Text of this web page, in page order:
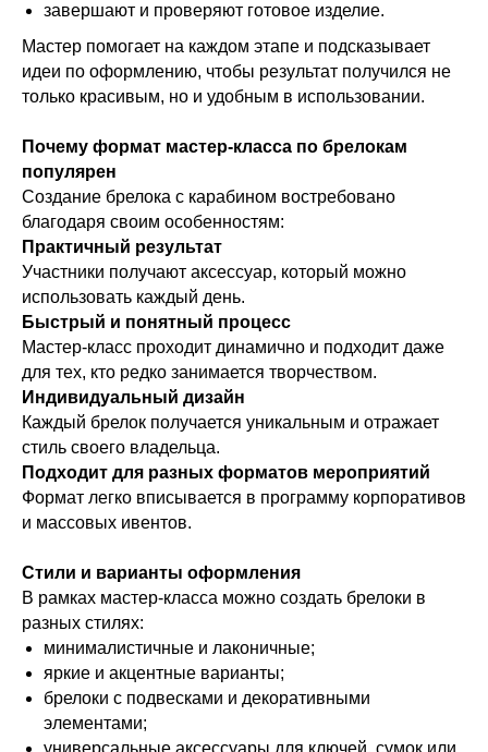
завершают и проверяют готовое изделие.
Мастер помогает на каждом этапе и подсказывает
идеи по оформлению, чтобы результат получился не
только красивым, но и удобным в использовании.
Почему формат мастер-класса по брелокам
популярен
Создание брелока с карабином востребовано
благодаря своим особенностям:
Практичный результат
Участники получают аксессуар, который можно
использовать каждый день.
Быстрый и понятный процесс
Мастер-класс проходит динамично и подходит даже
для тех, кто редко занимается творчеством.
Индивидуальный дизайн
Каждый брелок получается уникальным и отражает
стиль своего владельца.
Подходит для разных форматов мероприятий
Формат легко вписывается в программу корпоративов
и массовых ивентов.
Стили и варианты оформления
В рамках мастер-класса можно создать брелоки в
разных стилях:
минималистичные и лаконичные;
яркие и акцентные варианты;
брелоки с подвесками и декоративными
элементами;
универсальные аксессуары для ключей, сумок или